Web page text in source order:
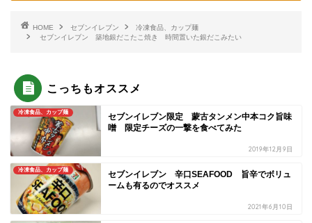
HOME セブンイレブン
冷凍食品、カップ麺
セブンイレブン 築地銀だこたこ焼き 時間置いた銀だこみたい
こっちもオススメ
冷凍食品、カップ麺
セブンイレブン限定 蒙古タンメン中本コク旨味
噌 限定チーズの一撃を食べてみた
2019年12月9日
冷凍食品、カップ麺
セブンイレブン 辛口SEAFOOD 旨辛でボリュ
ームも有るのでオススメ
2021年6月10日